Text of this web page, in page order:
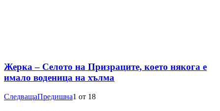
Жерка – Селото на Призраците, което някога е
имало воденица на хълма
СледващаПредишна1 от 18